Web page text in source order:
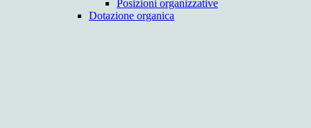
Posizioni organizzative
Dotazione organica